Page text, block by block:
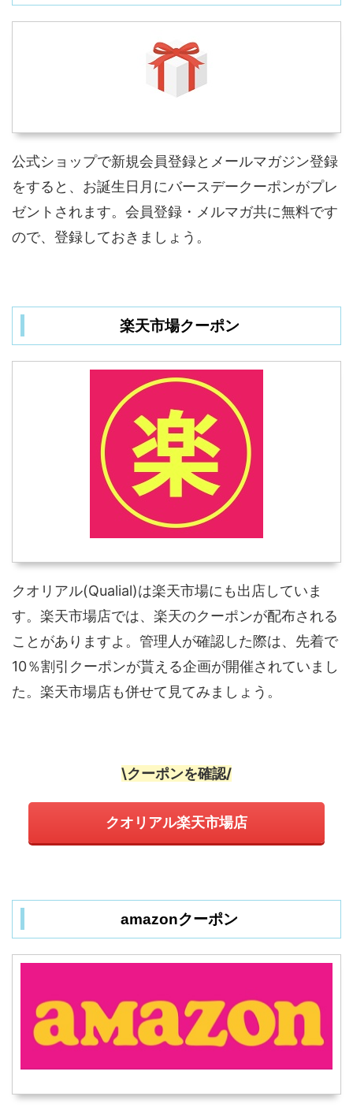
公式ショップで新規会員登録とメールマガジン登録
をすると、お誕生日月にバースデークーポンがプレ
ゼントされます。会員登録・メルマガ共に無料です
ので、登録しておきましょう。
楽天市場クーポン
クオリアル(Qualial)は楽天市場にも出店していま
す。楽天市場店では、楽天のクーポンが配布される
ことがありますよ。管理人が確認した際は、先着で
10％割引クーポンが貰える企画が開催されていまし
た。楽天市場店も併せて見てみましょう。
\クーポンを確認/
クオリアル楽天市場店
amazonクーポン